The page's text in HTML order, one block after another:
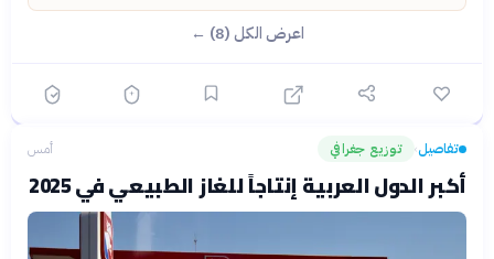
اعرض الكل (8) ←
تفاصيل› توزيع جغرافي أمس
أكبر الدول العربية إنتاجاً للغاز الطبيعي في 2025